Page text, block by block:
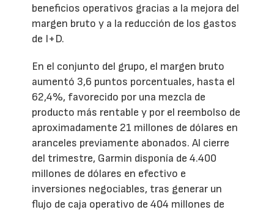
beneficios operativos gracias a la mejora del
margen bruto y a la reducción de los gastos
de I+D.
En el conjunto del grupo, el margen bruto
aumentó 3,6 puntos porcentuales, hasta el
62,4%, favorecido por una mezcla de
producto más rentable y por el reembolso de
aproximadamente 21 millones de dólares en
aranceles previamente abonados. Al cierre
del trimestre, Garmin disponía de 4.400
millones de dólares en efectivo e
inversiones negociables, tras generar un
flujo de caja operativo de 404 millones de